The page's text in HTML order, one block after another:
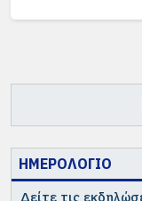
ΗΜΕΡΟΛΟΓΙΟ
Δείτε τις